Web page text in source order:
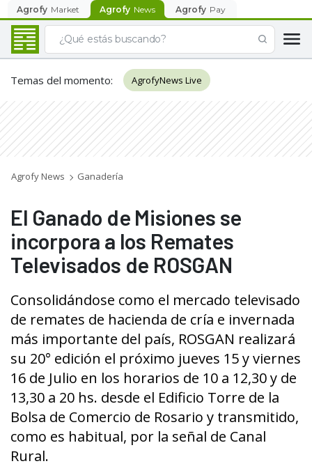
Agrofy Market Agrofy News Agrofy Pay
Temas del momento: AgrofyNews Live
Agrofy News Ganadería
El Ganado de Misiones se
incorpora a los Remates
Televisados de ROSGAN
Consolidándose como el mercado televisado
de remates de hacienda de cría e invernada
más importante del país, ROSGAN realizará
su 20° edición el próximo jueves 15 y viernes
16 de Julio en los horarios de 10 a 12,30 y de
13,30 a 20 hs. desde el Edificio Torre de la
Bolsa de Comercio de Rosario y transmitido,
como es habitual, por la señal de Canal
Rural.